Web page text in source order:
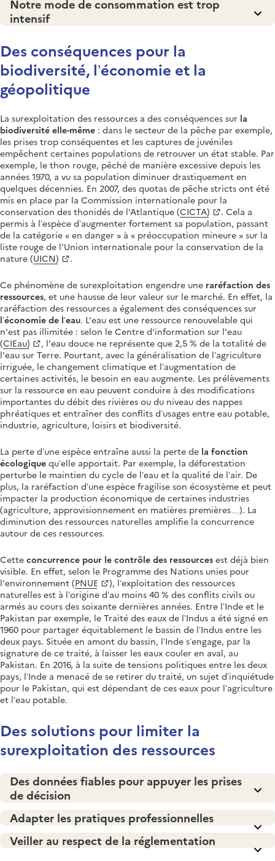
Notre mode de consommation est trop
intensif
Des conséquences pour la
biodiversité, l’économie et la
géopolitique
La surexploitation des ressources a des conséquences sur la
biodiversité elle-même : dans le secteur de la pêche par exemple,
les prises trop conséquentes et les captures de juvéniles
empêchent certaines populations de retrouver un état stable. Par
exemple, le thon rouge, pêché de manière excessive depuis les
années 1970, a vu sa population diminuer drastiquement en
quelques décennies. En 2007, des quotas de pêche stricts ont été
mis en place par la Commission internationale pour la
conservation des thonidés de l'Atlantique (CICTA)
. Cela a
permis à l’espèce d’augmenter fortement sa population, passant
de la catégorie « en danger » à « préoccupation mineure » sur la
liste rouge de l'Union internationale pour la conservation de la
nature (UICN) .
Ce phénomène de surexploitation engendre une raréfaction des
ressources, et une hausse de leur valeur sur le marché. En effet, la
raréfaction des ressources a également des conséquences sur
l’économie de l’eau. L'eau est une ressource renouvelable qui
n'est pas illimitée : selon le Centre d'information sur l'eau
(CIEau)
, l'eau douce ne représente que 2,5 % de la totalité de
l'eau sur Terre. Pourtant, avec la généralisation de l’agriculture
irriguée, le changement climatique et l’augmentation de
certaines activités, le besoin en eau augmente. Les prélèvements
sur la ressource en eau peuvent conduire à des modifications
importantes du débit des rivières ou du niveau des nappes
phréatiques et entraîner des conflits d’usages entre eau potable,
industrie, agriculture, loisirs et biodiversité.
La perte d’une espèce entraîne aussi la perte de la fonction
écologique qu’elle apportait. Par exemple, la déforestation
perturbe le maintien du cycle de l’eau et la qualité de l’air. De
plus, la raréfaction d’une espèce fragilise son écosystème et peut
impacter la production économique de certaines industries
(agriculture, approvisionnement en matières premières…). La
diminution des ressources naturelles amplifie la concurrence
autour de ces ressources.
Cette concurrence pour le contrôle des ressources est déjà bien
visible. En effet, selon le Programme des Nations unies pour
l'environnement (PNUE
), l’exploitation des ressources
naturelles est à l’origine d’au moins 40 % des conflits civils ou
armés au cours des soixante dernières années. Entre l’Inde et le
Pakistan par exemple, le Traité des eaux de l’Indus a été signé en
1960 pour partager équitablement le bassin de l’Indus entre les
deux pays. Située en amont du bassin, l’Inde s’engage, par la
signature de ce traité, à laisser les eaux couler en aval, au
Pakistan. En 2016, à la suite de tensions politiques entre les deux
pays, l’Inde a menacé de se retirer du traité, un sujet d’inquiétude
pour le Pakistan, qui est dépendant de ces eaux pour l’agriculture
et l’eau potable.
Des solutions pour limiter la
surexploitation des ressources
Des données fiables pour appuyer les prises
de décision
Adapter les pratiques professionnelles
Veiller au respect de la réglementation